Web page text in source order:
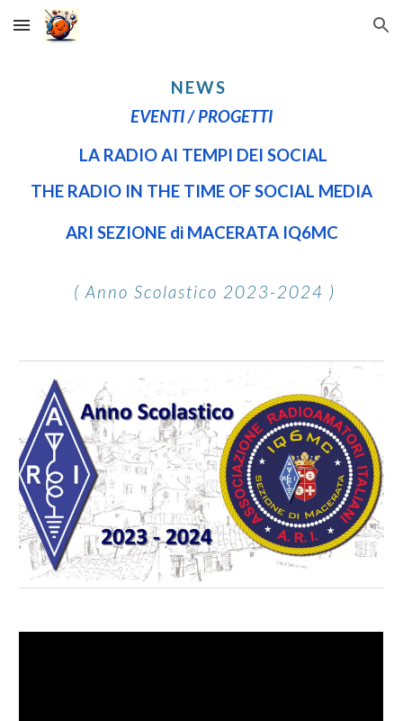
Skip to main content Skip to navigation
NEWS
EVENTI / PROGETTI
LA RADIO AI TEMPI DEI SOCIAL
THE RADIO IN THE TIME OF SOCIAL MEDIA
ARI SEZIONE di MACERATA IQ6MC
( Anno Scolastico 2023-2024 )